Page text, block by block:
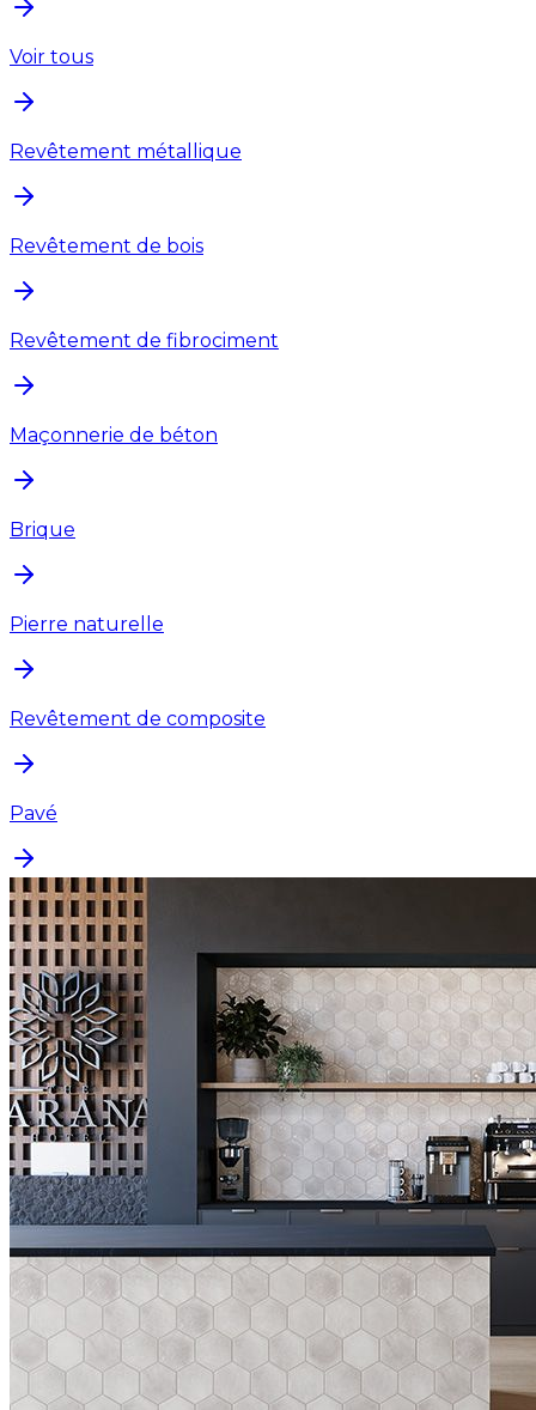
Voir tous
Revêtement métallique
Revêtement de bois
Revêtement de fibrociment
Maçonnerie de béton
Brique
Pierre naturelle
Revêtement de composite
Pavé